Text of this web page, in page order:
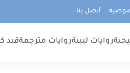
أتصل بنا
روايات ليبيةروايات مترجمةقيد